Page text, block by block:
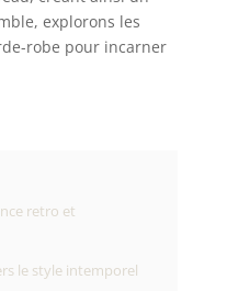
explorons les
robe pour incarner
retro et
le style intemporel